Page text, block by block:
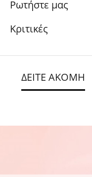
Ρωτήστε μας
Κριτικές
ΔΕΙΤΕ ΑΚΟΜΗ